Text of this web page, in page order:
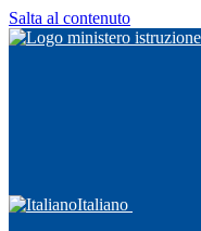
Salta al contenuto
Italiano